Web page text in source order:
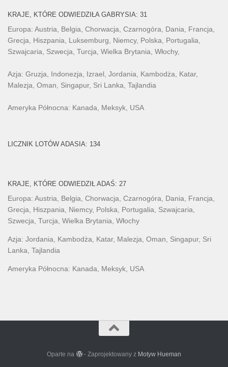
KRAJE, KTÓRE ODWIEDZIŁA GABRYSIA: 31
Europa: Austria, Belgia, Chorwacja, Czarnogóra, Dania, Francja,
Grecja, Hiszpania, Luksemburg, Niemcy, Polska, Portugalia,
Szwajcaria, Szwecja, Turcja, Wielka Brytania, Włochy,
Azja: Gruzja, Indonezja, Izrael, Jordania, Kambodża, Katar,
Malezja, Oman, Singapur, Sri Lanka, Tajlandia
Ameryka Północna: Kanada, Meksyk, USA
LICZNIK LOTÓW ADASIA: 134
KRAJE, KTÓRE ODWIEDZIŁ ADAŚ: 27
Europa: Austria, Belgia, Chorwacja, Czarnogóra, Dania, Francja,
Grecja, Hiszpania, Niemcy, Polska, Portugalia, Szwajcaria,
Szwecja, Turcja, Wielka Brytania, Włochy
Azja: Jordania, Kambodża, Katar, Malezja, Oman, Singapur, Sri
Lanka, Tajlandia
Ameryka Północna: Kanada, Meksyk, USA
Oparte na - Zaprojektowany z Motyw Hueman